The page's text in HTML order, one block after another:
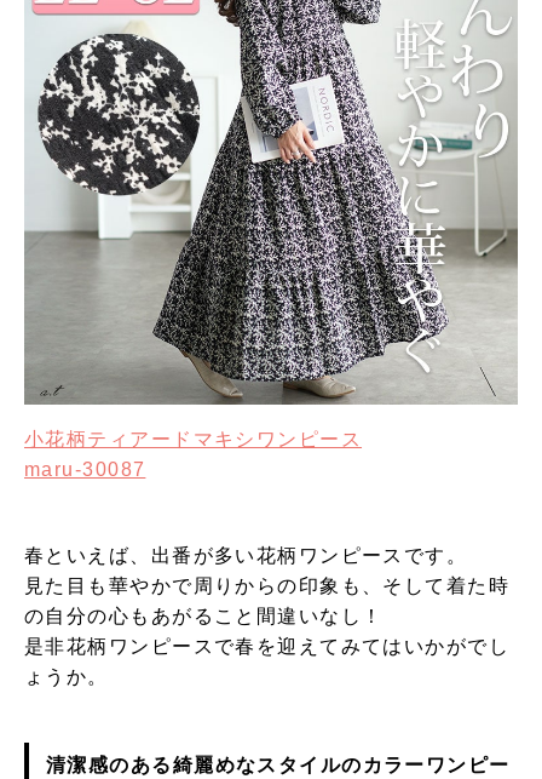
小花柄ティアードマキシワンピース
maru-30087
春といえば、出番が多い花柄ワンピースです。
見た目も華やかで周りからの印象も、そして着た時
の自分の心もあがること間違いなし！
是非花柄ワンピースで春を迎えてみてはいかがでし
ょうか。
清潔感のある綺麗めなスタイルのカラーワンピー